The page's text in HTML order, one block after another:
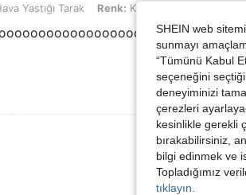
Yastığı Tarak, Renk: Kare Uç
Yastığı Tarak Renk: Kare Uç
SHEIN web
sunmayı
“Tümünü Kabul
seçeneğini
deneyiminizi
çerezleri
kesinlikle gerekli
bırakabilirsiniz,
bilgi edinmek ve
Topladığımız
tıklayın.